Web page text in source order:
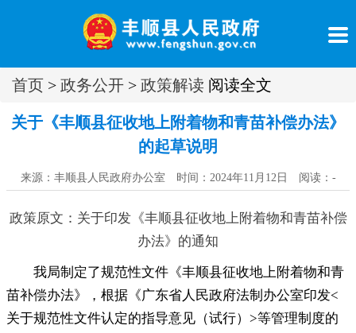
首页 > 政务公开 > 政策解读 阅读全文
关于《丰顺县征收地上附着物和青苗补偿办法》
的起草说明
来源：丰顺县人民政府办公室 时间：2024年11月12日 阅读： -
政策原文：关于印发《丰顺县征收地上附着物和青苗补偿
办法》的通知
我局制定了规范性文件《丰顺县征收地上附着物和青
苗补偿办法》
， 根据《广东省人民政府法制办公室印发<
关于规范性文件认定的指导意见（试行）>等管理制度的